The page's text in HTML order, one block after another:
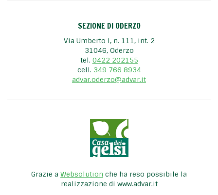
SEZIONE DI ODERZO
Via Umberto I, n. 111, int. 2
31046, Oderzo
tel. 0422 202155
cell. 349 766 8934
advar.oderzo@advar.it
Grazie a Websolution che ha reso possibile la
realizzazione di www.advar.it